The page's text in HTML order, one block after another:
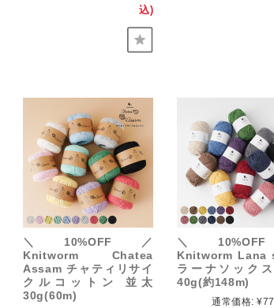
込)
＼10%OFF／
Knitworm Chatea
Assam チャティリサイ
クルコットン 並太
30g(60m)
＼
Knitworm Lana
ラーナソック
40g(約148m)
通常価格: